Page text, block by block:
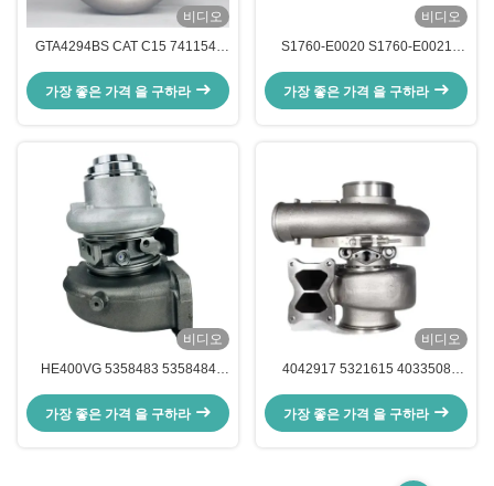
비디오
GTA4294BS CAT C15 741154-
7411540006 741154-0004
741154-0005 741154-0006
가장 좋은 가격 을 구하라
비디오
S1760-E0020 S1760-E0021
노용 터보 충전기
가장 좋은 가격 을 구하라
비디오
HE400VG 5358483 5358484
커민스 X15용 터보 충전기
가장 좋은 가격 을 구하라
비디오
4042917 5321615 4033508
QST30 CM850 QST30 CM552용
가장 좋은 가격 을 구하라